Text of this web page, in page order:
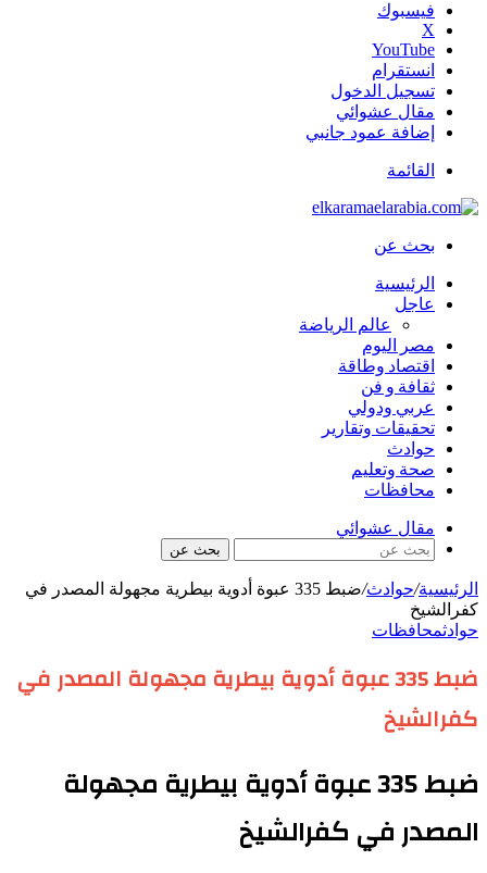
فيسبوك
‫X
‫YouTube
انستقرام
تسجيل الدخول
مقال عشوائي
إضافة عمود جانبي
القائمة
بحث عن
الرئيسية
عاجل
عالم الرياضة
مصر اليوم
اقتصاد وطاقة
ثقافة و فن
عربي ودولي
تحقيقات وتقارير
حوادث
صحة وتعليم
محافظات
مقال عشوائي
بحث عن
الرئيسية/حوادث/
ضبط 335 عبوة أدوية بيطرية مجهولة المصدر في
كفرالشيخ
حوادثمحافظات
ضبط 335 عبوة أدوية بيطرية مجهولة المصدر في
كفرالشيخ
ضبط 335 عبوة أدوية بيطرية مجهولة
المصدر في كفرالشيخ